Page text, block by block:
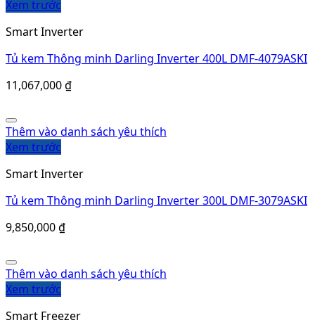
Xem trước
Smart Inverter
Tủ kem Thông minh Darling Inverter 400L DMF-4079ASKI
11,067,000₫
Thêm vào danh sách yêu thích
Xem trước
Smart Inverter
Tủ kem Thông minh Darling Inverter 300L DMF-3079ASKI
9,850,000₫
Thêm vào danh sách yêu thích
Xem trước
Smart Freezer